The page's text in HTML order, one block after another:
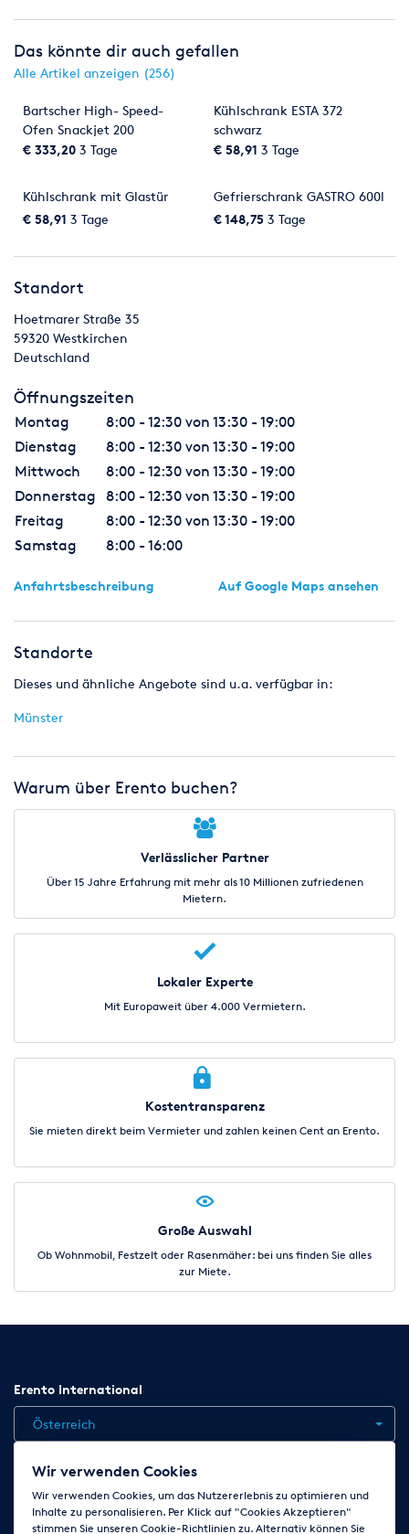
Das könnte dir auch gefallen
Alle Artikel anzeigen (256)
Bartscher High- Speed-
Ofen Snackjet 200
€ 333,20 3 Tage
Kühlschrank ESTA 372
schwarz
€ 58,91 3 Tage
Kühlschrank mit Glastür
€ 58,91 3 Tage
Gefrierschrank GASTRO 600l
€ 148,75 3 Tage
Standort
Hoetmarer Straße 35
59320 Westkirchen
Deutschland
Öffnungszeiten
Montag
8:00 - 12:30 von 13:30 - 19:00
Dienstag
8:00 - 12:30 von 13:30 - 19:00
Mittwoch
8:00 - 12:30 von 13:30 - 19:00
Donnerstag
8:00 - 12:30 von 13:30 - 19:00
Freitag
8:00 - 12:30 von 13:30 - 19:00
Samstag
8:00 - 16:00
Anfahrtsbeschreibung Auf Google Maps ansehen
Standorte
Dieses und ähnliche Angebote sind u.a. verfügbar in:
Münster
Warum über Erento buchen?
Verlässlicher Partner
Über 15 Jahre Erfahrung mit mehr als 10 Millionen zufriedenen
Mietern.
Lokaler Experte
Mit Europaweit über 4.000 Vermietern.
Kostentransparenz
Sie mieten direkt beim Vermieter und zahlen keinen Cent an Erento.
Große Auswahl
Ob Wohnmobil, Festzelt oder Rasenmäher: bei uns finden Sie alles
zur Miete.
Erento International
Österreich
AGB
Impressum Cookie-Einstellungen ändern
Wir verwenden Cookies
Wir verwenden Cookies, um das Nutzererlebnis zu optimieren und
Inhalte zu personalisieren. Per Klick auf "Cookies Akzeptieren"
stimmen Sie unseren Cookie-Richtlinien zu. Alternativ können Sie